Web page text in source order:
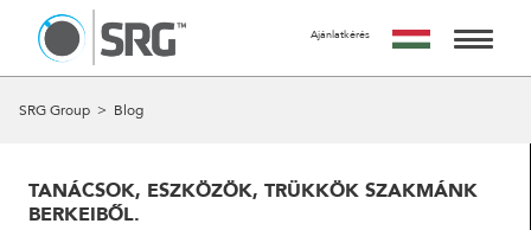
KÉRJ TŐLÜNK AJÁNLATOT
EGY IDŐPONTOT EGYEZTETÜNK VELED EGY SZEMÉLYES
Ajánlatkérés
SRG Group > Blog
TANÁCSOK, ESZKÖZÖK, TRÜKKÖK SZAKMÁNK
BERKEIBŐL.